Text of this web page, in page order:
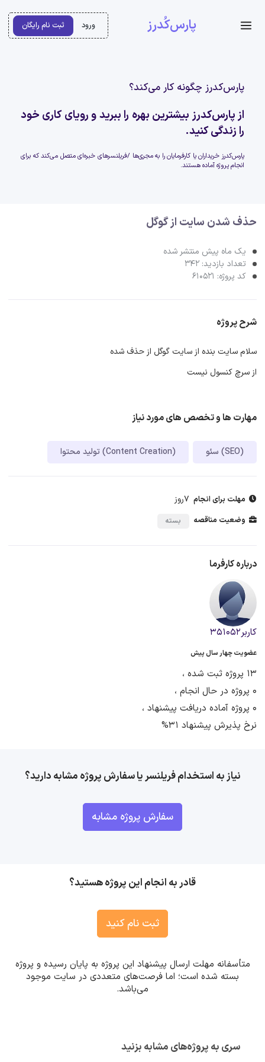
پارس‌کُدرز ورود ثبت نام رایگان
پارس‌کدرز چگونه کار می‌کند؟
از پارس‌کدرز بیشترین بهره را ببرید و رویای کاری خود
را زندگی کنید.
پارس‌کدرز خریداران یا کارفرمایان را به مجری‌ها /فریلنسرهای خبره‌ای متصل می‌کند که برای
انجام پروژه آماده هستند.
حذف شدن سایت از گوگل
یک ماه پیش منتشر شده
تعداد بازدید: 342
کد پروژه: 610521
شرح پروژه
سلام سایت بنده از سایت گوگل از حذف شده
از سرچ کنسول نیست
مهارت ها و تخصص های مورد نیاز
سئو (SEO) تولید محتوا (Content Creation)
مهلت برای انجام 7روز
وضعیت مناقصه بسته
درباره کارفرما
کاربر351052
عضویت چهار سال پیش
13 پروژه ثبت شده ،
0 پروژه در حال انجام ،
0 پروژه آماده دریافت پیشنهاد ،
نرخ پذیرش پیشنهاد 31%
نیاز به استخدام فریلنسر یا سفارش پروژه مشابه دارید؟
سفارش پروژه مشابه
قادر به انجام این پروژه هستید؟
ثبت نام کنید
متأسفانه مهلت ارسال پیشنهاد این پروژه به پایان رسیده و پروژه
بسته شده است؛ اما فرصت‌های متعددی در سایت موجود
می‌باشد.
سری به پروژه‌های مشابه بزنید